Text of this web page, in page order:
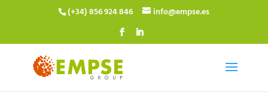
(+34) 856 924 846 info@empse.es